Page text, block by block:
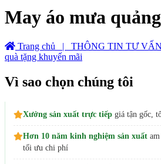
May áo mưa
Trang chủ | THÔNG TIN TƯ VẤN
quà tặng khuyến mãi
Vì sao chọn chúng tôi
Xưởng sản xuất trực tiếp giá tận gốc,
Hơn 10 năm kinh nghiệm sản xuất
tối ưu chi phí